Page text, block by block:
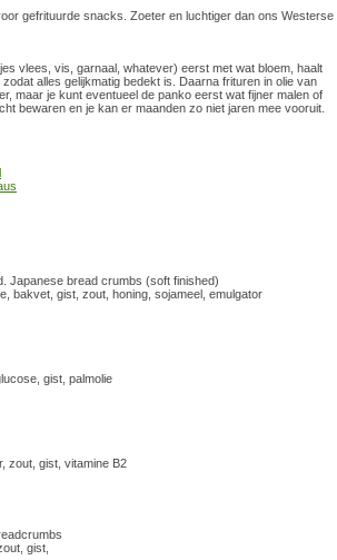
gefrituurde snacks. Zoeter en luchtiger dan ons Westerse
vlees, vis, garnaal, whatever) eerst met wat bloem, haalt
alles gelijkmatig bedekt is. Daarna frituren in olie van
maar je kunt eventueel de panko eerst wat fijner malen of
bewaren en je kan er maanden zo niet jaren mee vooruit.
Japanese bread crumbs (soft finished)
bakvet, gist, zout, honing, sojameel, emulgator
gist, palmolie
zout, gist, vitamine B2
gist,